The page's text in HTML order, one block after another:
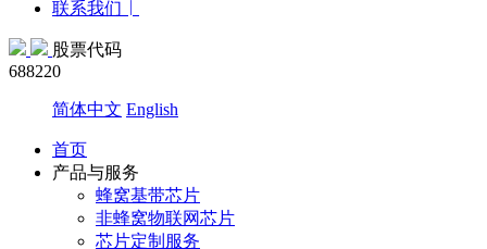
联系我们
股票代码
688220
简体中文 English
首页
产品与服务
蜂窝基带芯片
非蜂窝物联网芯片
芯片定制服务